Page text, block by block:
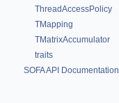
ThreadAccessPolicy
TMapping
TMatrixAccumulator
traits
SOFA API Documentation